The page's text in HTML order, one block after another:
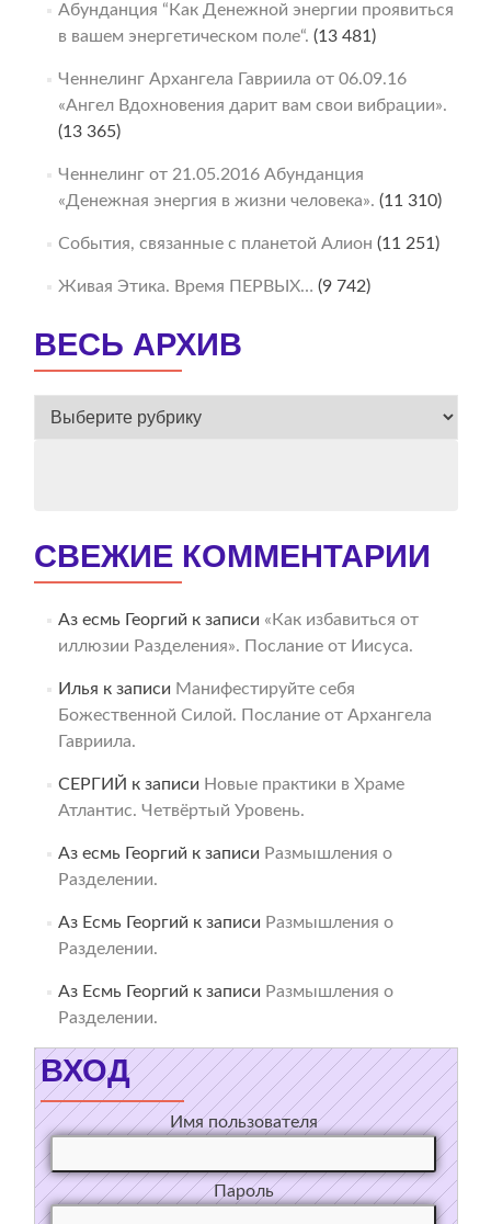
Абунданция “Как Денежной энергии проявиться
в вашем энергетическом поле“. (13 481)
Ченнелинг Архангела Гавриила от 06.09.16
«Ангел Вдохновения дарит вам свои вибрации».
(13 365)
Ченнелинг от 21.05.2016 Абунданция
«Денежная энергия в жизни человека». (11 310)
События, связанные с планетой Алион (11 251)
Живая Этика. Время ПЕРВЫХ… (9 742)
ВЕСЬ АРХИВ
ВЕСЬ
СВЕЖИЕ КОММЕНТАРИИ
Аз есмь Георгий к записи «Как избавиться от
иллюзии Разделения». Послание от Иисуса.
Илья к записи Манифестируйте себя
Божественной Силой. Послание от Архангела
Гавриила.
СЕРГИЙ к записи Новые практики в Храме
Атлантис. Четвёртый Уровень.
Аз есмь Георгий к записи Размышления о
Разделении.
Аз Есмь Георгий к записи Размышления о
Разделении.
Аз Есмь Георгий к записи Размышления о
Разделении.
ВХОД
Имя пользователя
Пароль